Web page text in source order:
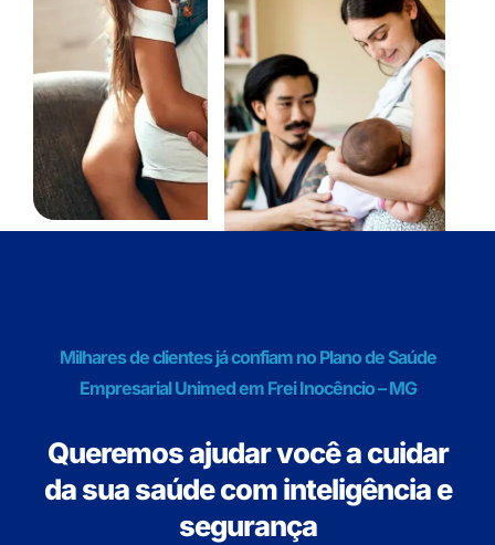
Milhares de clientes já confiam no Plano de Saúde
Empresarial Unimed em Frei Inocêncio – MG
Queremos ajudar você a cuidar
da sua saúde com inteligência e
segurança